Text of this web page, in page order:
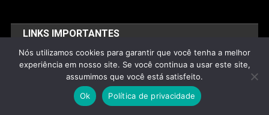
LINKS IMPORTANTES
Contato
Políticas de Comentários
Políticas de Cookies
Nós utilizamos cookies para garantir que você tenha a melhor
experiência em nosso site. Se você continua a usar este site,
assumimos que você está satisfeito.
Ok
Política de privacidade